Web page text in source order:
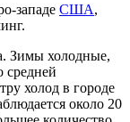
западе США,
Зимы холодные,
средней
холод в городе
около 20